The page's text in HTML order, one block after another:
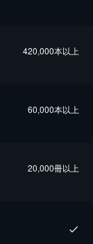
420,000本以上
60,000本以上
20,000冊以上